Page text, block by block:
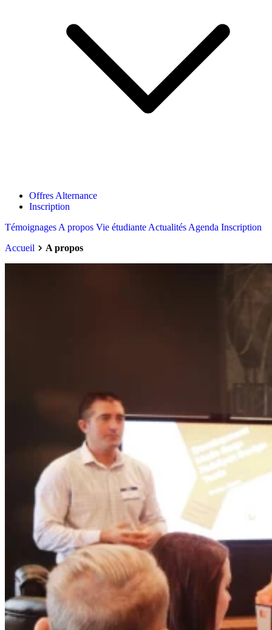
Offres Alternance
Inscription
Témoignages A propos Vie étudiante Actualités Agenda Inscription
Accueil
A propos